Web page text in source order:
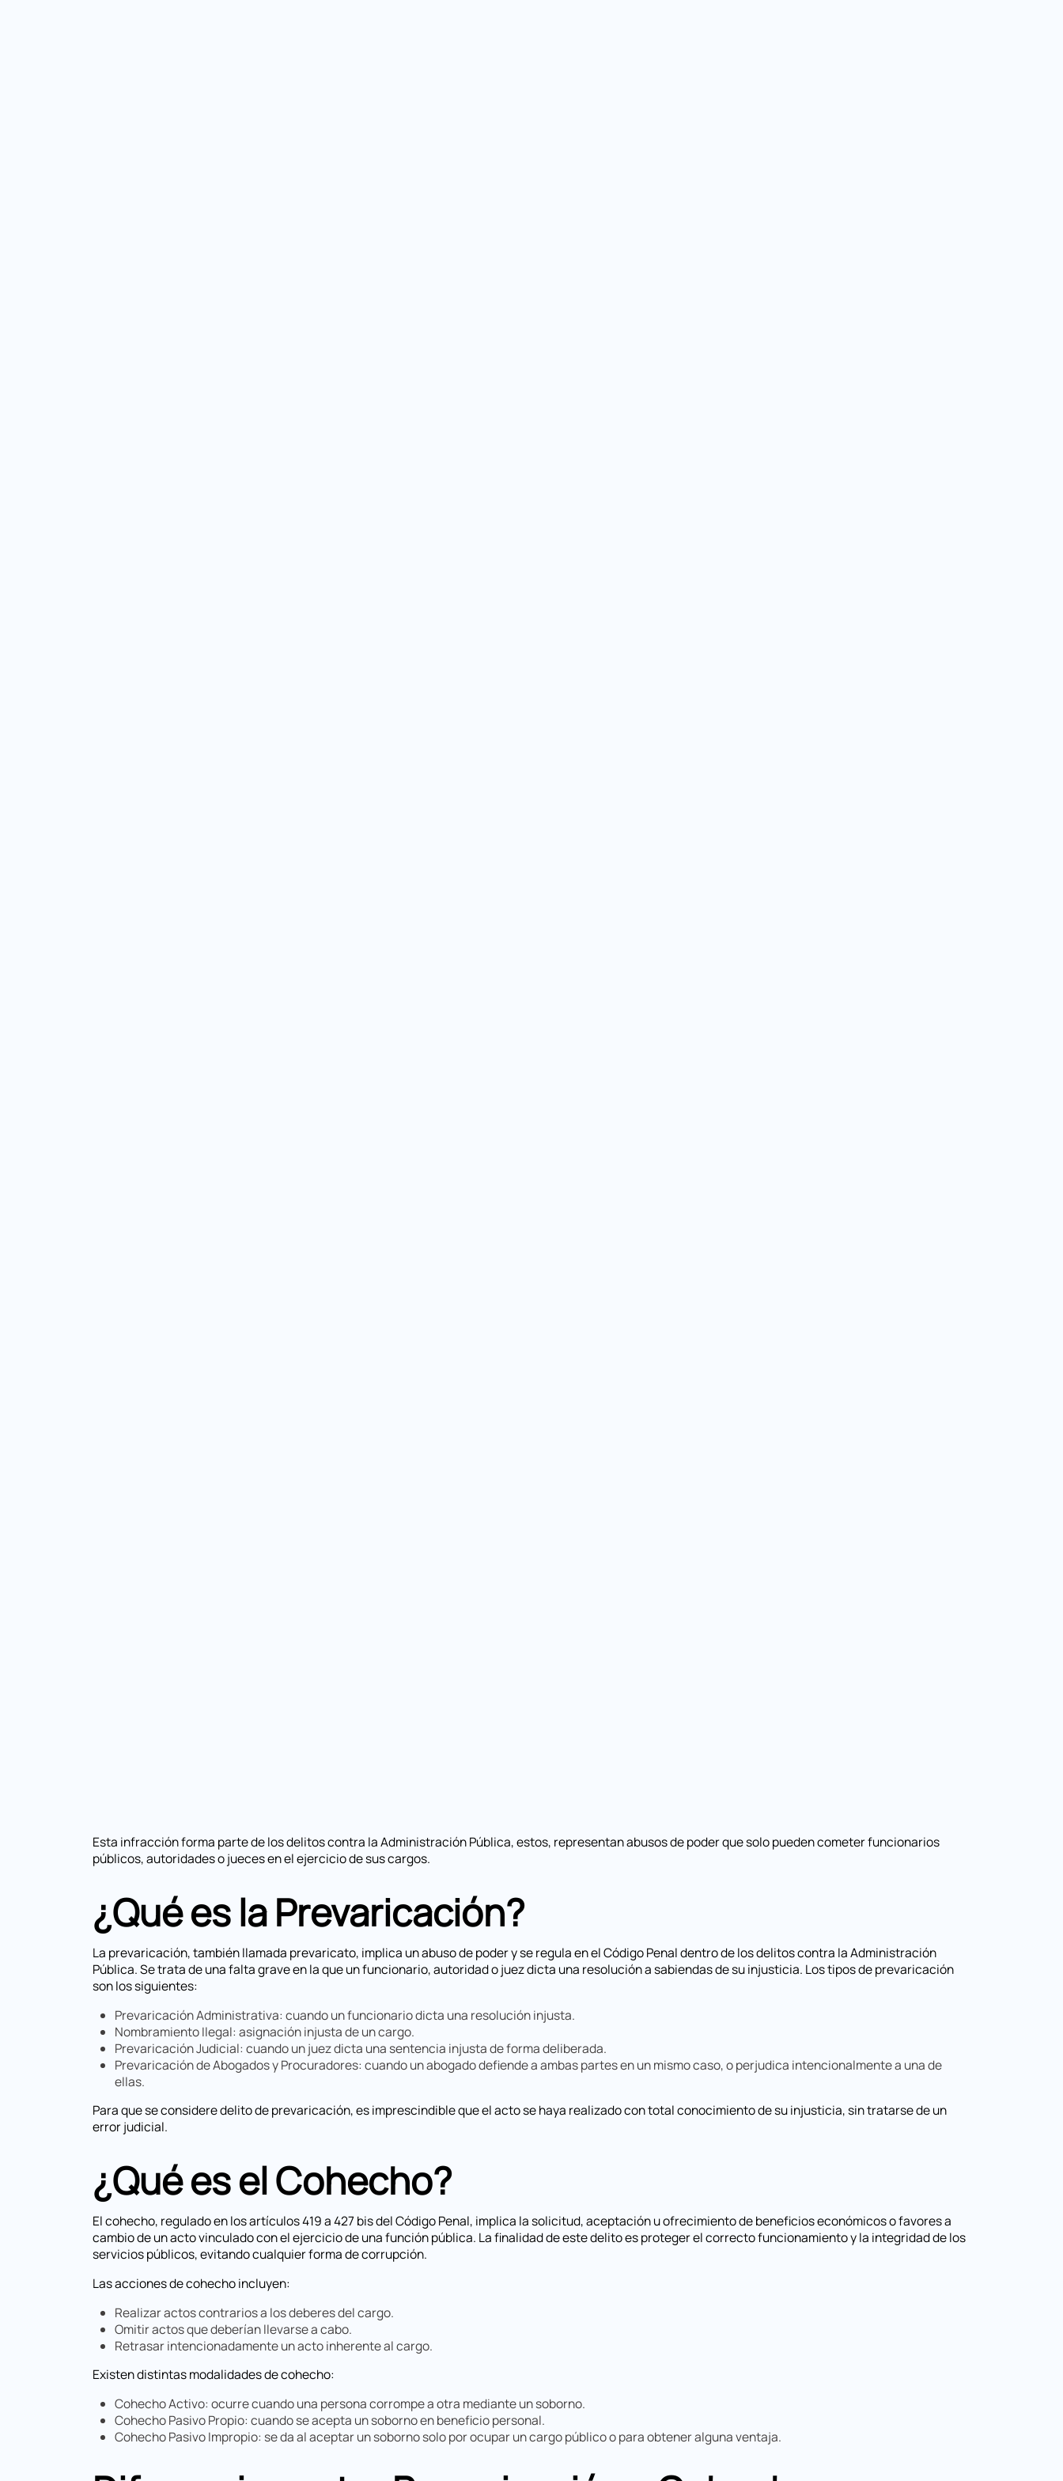
Esta infracción forma parte de los delitos contra la Administración Pública, estos, representan abusos de poder que solo pueden cometer funcionarios
públicos, autoridades o jueces en el ejercicio de sus cargos.
¿Qué es la Prevaricación?
La prevaricación, también llamada prevaricato, implica un abuso de poder y se regula en el Código Penal dentro de los delitos contra la Administración
Pública. Se trata de una falta grave en la que un funcionario, autoridad o juez dicta una resolución a sabiendas de su injusticia. Los tipos de prevaricación
son los siguientes:
Prevaricación Administrativa: cuando un funcionario dicta una resolución injusta.
Nombramiento Ilegal: asignación injusta de un cargo.
Prevaricación Judicial: cuando un juez dicta una sentencia injusta de forma deliberada.
Prevaricación de Abogados y Procuradores: cuando un abogado defiende a ambas partes en un mismo caso, o perjudica intencionalmente a una de
ellas.
Para que se considere delito de prevaricación, es imprescindible que el acto se haya realizado con total conocimiento de su injusticia, sin tratarse de un
error judicial.
¿Qué es el Cohecho?
El cohecho, regulado en los artículos 419 a 427 bis del Código Penal, implica la solicitud, aceptación u ofrecimiento de beneficios económicos o favores a
cambio de un acto vinculado con el ejercicio de una función pública. La finalidad de este delito es proteger el correcto funcionamiento y la integridad de los
servicios públicos, evitando cualquier forma de corrupción.
Las acciones de cohecho incluyen:
Realizar actos contrarios a los deberes del cargo.
Omitir actos que deberían llevarse a cabo.
Retrasar intencionadamente un acto inherente al cargo.
Existen distintas modalidades de cohecho:
Cohecho Activo: ocurre cuando una persona corrompe a otra mediante un soborno.
Cohecho Pasivo Propio: cuando se acepta un soborno en beneficio personal.
Cohecho Pasivo Impropio: se da al aceptar un soborno solo por ocupar un cargo público o para obtener alguna ventaja.